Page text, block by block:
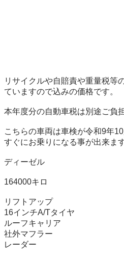
リサイクルや自賠責や重量税等
ていますので込みの価格です。
本年度分の自動車税は別途ご負
こちらの車両は車検が令和9年
すぐにお乗りになる事が出来ます
ディーゼル
164000キロ
リフトアップ
16インチA/Tタイヤ
ルーフキャリア
社外マフラー
レーダー